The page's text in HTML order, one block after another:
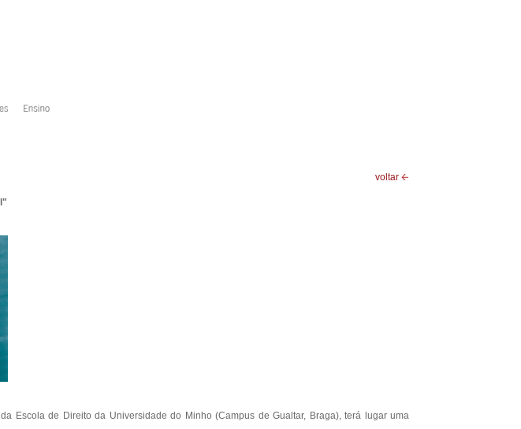
voltar
Escola de Direito da Universidade do Minho (Campus de Gualtar, Braga), terá lugar uma